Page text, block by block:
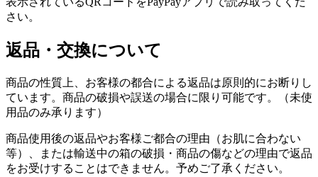
さい。
返品・交換について
商品の性質上、お客様の都合による返品は原則的にお断りし
ています。商品の破損や誤送の場合に限り可能です。（未使
用品のみ承ります）
商品使用後の返品やお客様ご都合の理由（お肌に合わない
等）、または輸送中の箱の破損・商品の傷などの理由で返品
をお受けすることはできません。予めご了承ください。